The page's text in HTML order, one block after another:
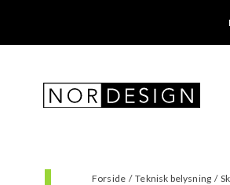
Forside / Teknisk belysning /